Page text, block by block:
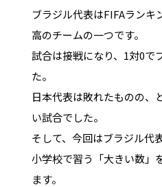
ブラジル代表はFIFAランキ
高のチームの一つです。
試合は接戦になり、1対0で
た。
日本代表は敗れたものの、
い試合でした。
そして、今回はブラジル代
小学校で習う「大きい数」
ます。